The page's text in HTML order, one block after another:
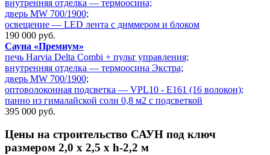
внутренняя отделка — термоосина;
дверь MW 700/1900;
освещение — LED лента с диммером и блоком
190 000 руб.
Сауна «Премиум»
печь Harvia Delta Combi + пульт управления;
внутренняя отделка — термоосина Экстра;
дверь MW 700/1900;
оптоволоконная подсветка — VPL10 - E161 (16 волокон);
панно из гималайской соли 0,8 м2 с подсветкой
395 000 руб.
Цены на строительство САУН под ключ
размером 2,0 х 2,5 х h-2,2 м